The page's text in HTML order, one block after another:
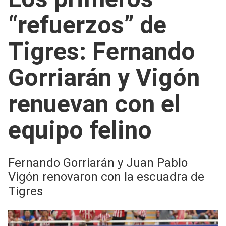
“refuerzos” de
Tigres: Fernando
Gorriarán y Vigón
renuevan con el
equipo felino
Fernando Gorriarán y Juan Pablo
Vigón renovaron con la escuadra de
Tigres